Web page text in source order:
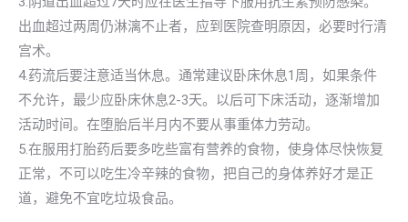
出血超过两周仍淋漓不止者，应到医院查明原因，必要时行清
宫术。
4.药流后要注意适当休息。通常建议卧床休息1周，如果条件
不允许，最少应卧床休息2-3天。以后可下床活动，逐渐增加
活动时间。在堕胎后半月内不要从事重体力劳动。
5.在服用打胎药后要多吃些富有营养的食物，使身体尽快恢复
正常，不可以吃生冷辛辣的食物，把自己的身体养好才是正
道，避免不宜吃垃圾食品。